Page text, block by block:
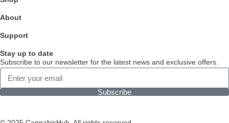
About
Support
Stay up to date
Subscribe to our newsletter for the latest news and exclusive offers.
Subscribe